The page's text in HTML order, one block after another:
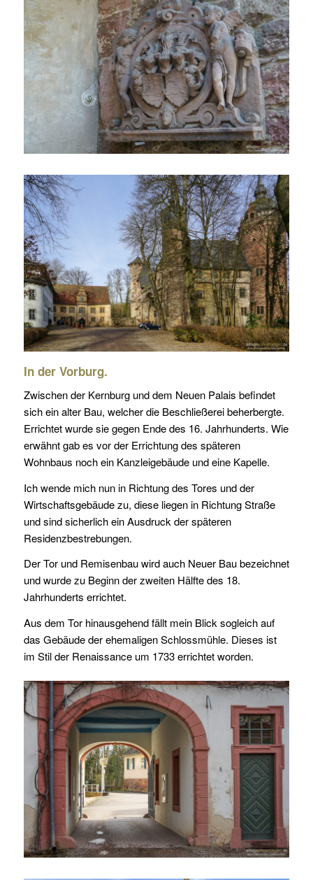
In der Vorburg.
Zwischen der Kernburg und dem Neuen Palais befindet
sich ein alter Bau, welcher die Beschließerei beherbergte.
Errichtet wurde sie gegen Ende des 16. Jahrhunderts. Wie
erwähnt gab es vor der Errichtung des späteren
Wohnbaus noch ein Kanzleigebäude und eine Kapelle.
Ich wende mich nun in Richtung des Tores und der
Wirtschaftsgebäude zu, diese liegen in Richtung Straße
und sind sicherlich ein Ausdruck der späteren
Residenzbestrebungen.
Der Tor und Remisenbau wird auch Neuer Bau bezeichnet
und wurde zu Beginn der zweiten Hälfte des 18.
Jahrhunderts errichtet.
Aus dem Tor hinausgehend fällt mein Blick sogleich auf
das Gebäude der ehemaligen Schlossmühle. Dieses ist
im Stil der Renaissance um 1733 errichtet worden.